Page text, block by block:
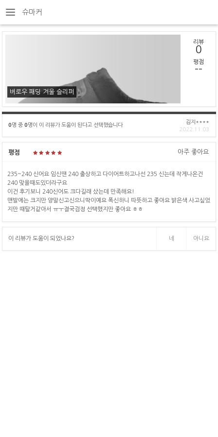
슈마커
버로우 패딩 겨울 슬리퍼
리뷰
0
평점
--
0명 중 0명이 이 리뷰가 도움이 된다고 선택했습니다
김지****
2022.11.03
평점 아주 좋아요
235~240 신어요 임신땐 240 출상하고 다이어트하고나선 235 신는데 작게나온건
240 맞을때도있더라구요
이건 후기보니 240신어도 크다길래 샀는데 만족해요!
맨발에는 크지만 양말신고신으니딱이예요 폭신하니 따뜻하고 좋아요 밝은색 사고싶었
지만 때탈거같아서 ㅠㅜ결국검정 선택했지만 좋아요 ㅎㅎ
이 리뷰가 도움이 되었나요? 네 아니요